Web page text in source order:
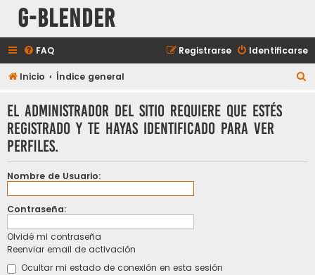
G-Blender
FAQ Identificarse
Registrarse
Inicio Índice general
El administrador del sitio requiere que estés
registrado y te hayas identificado para ver
perfiles.
Nombre de Usuario:
Contraseña:
Olvidé mi contraseña
Reenviar email de activación
Ocultar mi estado de conexión en esta sesión